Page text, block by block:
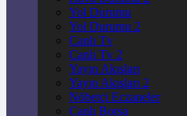
Yol Durumu
Yol Durumu 2
Canlı Tv
Canlı Tv 2
Yayın Akışları
Yayın Akışları 2
Nöbetçi Eczaneler
Canlı Borsa